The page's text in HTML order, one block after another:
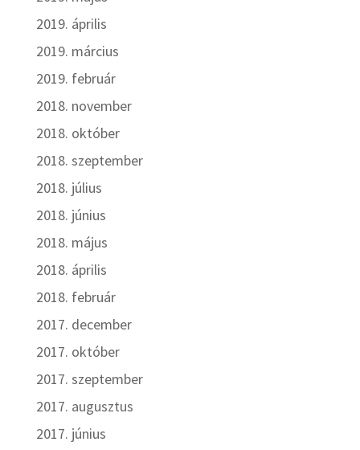
2019. április
2019. március
2019. február
2018. november
2018. október
2018. szeptember
2018. július
2018. június
2018. május
2018. április
2018. február
2017. december
2017. október
2017. szeptember
2017. augusztus
2017. június